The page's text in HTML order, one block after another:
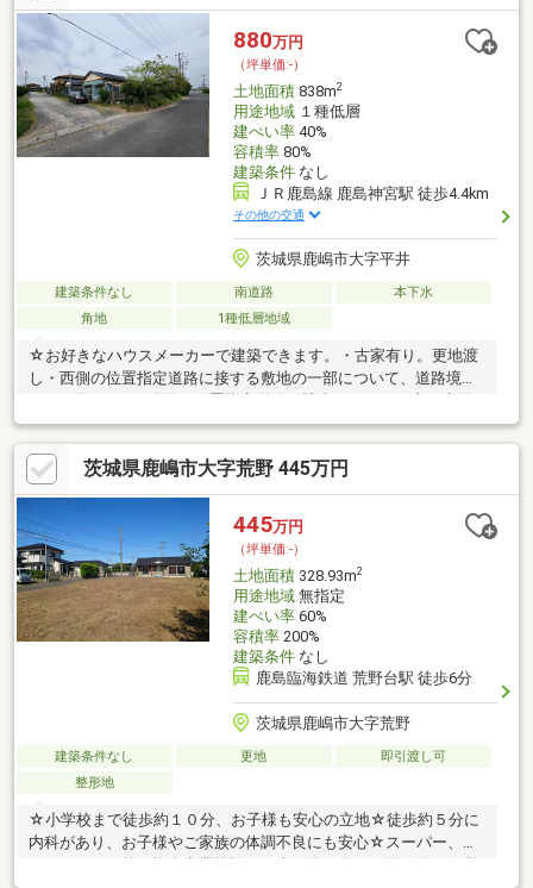
880万円
（坪単価:-）
土地面積838m2
用途地域１種低層
建ぺい率40%
容積率80%
建築条件なし
ＪＲ鹿島線 鹿島神宮駅 徒歩4.4km
その他の交通
茨城県鹿嶋市大字平井
建築条件なし 南道路
本下水
角地
1種低層地域
☆お好きなハウスメーカーで建築できます。・古家有り。更地渡
し・西側の位置指定道路に接する敷地の一部について、道路境界
前面道路まで
茨城県鹿嶋市大字荒野 445万円
445万円
（坪単価:-）
土地面積328.93m2
用途地域無指定
建ぺい率60%
容積率200%
建築条件なし
鹿島臨海鉄道 荒野台駅 徒歩6分
茨城県鹿嶋市大字荒野
建築条件なし 更地
即引渡し可
整形地
☆小学校まで徒歩約１０分、お子様も安心の立地☆徒歩約５分に
内科があり、お子様やご家族の体調不良にも安心☆スーパー、ホ